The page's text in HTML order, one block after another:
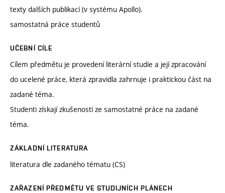
texty dalších publikací (v systému Apollo).
samostatná práce studentů
UČEBNÍ CÍLE
Cílem předmětu je provedení literární studie a její zpracování
do ucelené práce, která zpravidla zahrnuje i praktickou část na
zadané téma.
Studenti získají zkušenosti ze samostatné práce na zadané
téma.
ZÁKLADNÍ LITERATURA
literatura dle zadaného tématu (CS)
ZAŘAZENÍ PŘEDMĚTU VE STUDIJNÍCH PLÁNECH